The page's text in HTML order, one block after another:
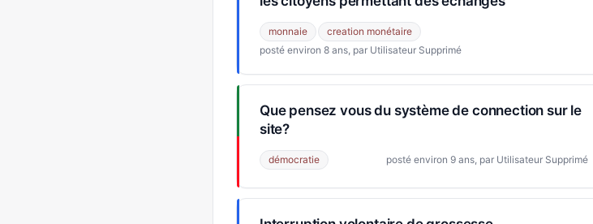
monnaie
creation monétaire
posté environ 8 ans, par Utilisateur Supprimé
Que pensez vous du système de connection sur le
site?
démocratie posté environ 9 ans, par Utilisateur Supprimé